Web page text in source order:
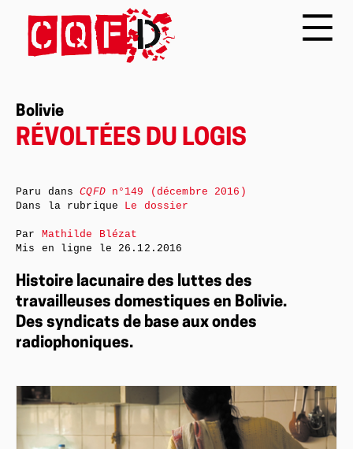
Bolivie
RÉVOLTÉES DU LOGIS
Histoire lacunaire des luttes des
travailleuses domestiques en Bolivie.
Des syndicats de base aux ondes
radiophoniques.
Paru dansCQFDn°149 (décembre 2016)
Dans la rubrique Le dossier
Par Mathilde Blézat
Mis en ligne le 26.12.2016